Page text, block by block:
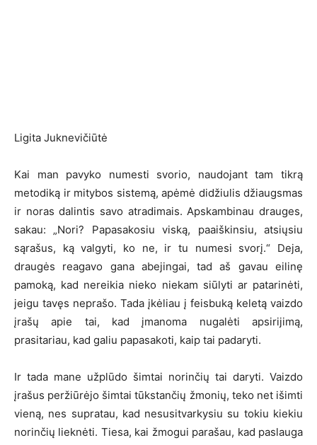
Ligita Juknevičiūtė
Kai man pavyko numesti svorio, naudojant tam tikrą
metodiką ir mitybos sistemą, apėmė didžiulis džiaugsmas
ir noras dalintis savo atradimais. Apskambinau drauges,
sakau: „Nori? Papasakosiu viską, paaiškinsiu, atsiųsiu
sąrašus, ką valgyti, ko ne, ir tu numesi svorį.“ Deja,
draugės reagavo gana abejingai, tad aš gavau eilinę
pamoką, kad nereikia nieko niekam siūlyti ar patarinėti,
jeigu tavęs neprašo. Tada įkėliau į feisbuką keletą vaizdo
įrašų apie tai, kad įmanoma nugalėti apsirijimą,
prasitariau, kad galiu papasakoti, kaip tai padaryti.
Ir tada mane užplūdo šimtai norinčių tai daryti. Vaizdo
įrašus peržiūrėjo šimtai tūkstančių žmonių, teko net išimti
vieną, nes supratau, kad nesusitvarkysiu su tokiu kiekiu
norinčių lieknėti. Tiesa, kai žmogui parašau, kad paslauga